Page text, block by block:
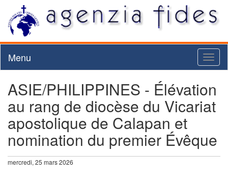
Menu
ASIE/PHILIPPINES - Élévation
au rang de diocèse du Vicariat
apostolique de Calapan et
nomination du premier Évêque
mercredi, 25 mars 2026